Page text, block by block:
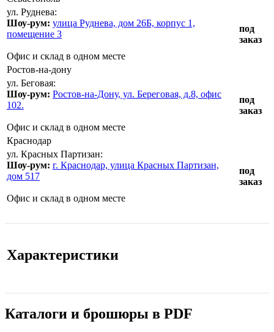
ул. Руднева:
Шоу-рум: улица Руднева, дом 26Б, корпус 1,
помещение 3
Офис и склад в одном месте
под
заказ
Ростов-на-дону
ул. Беговая:
Шоу-рум: Ростов-на-Дону, ул. Береговая, д.8, офис
102.
Офис и склад в одном месте
под
заказ
Краснодар
ул. Красных Партизан:
Шоу-рум: г. Краснодар, улица Красных Партизан,
дом 517
Офис и склад в одном месте
под
заказ
Характеристики
Каталоги и брошюры в PDF